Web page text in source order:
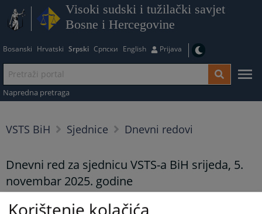
Visoki sudski i tužilački savjet
Bosne i Hercegovine
Bosanski Hrvatski Srpski Српски English Prijava
Napredna pretraga
VSTS BiH Sjednice Dnevni redovi
Dnevni red za sjednicu VSTS-a BiH srijeda, 5.
novembar 2025. godine
Korištenje kolačića